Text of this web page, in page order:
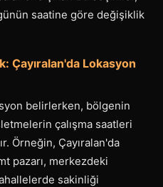
saatine göre değişiklik
Çayıralan'da Lokasyon
belirlerken, bölgenin
çalışma saatleri
Örneğin, Çayıralan'da
pazarı, merkezdeki
sakinliği